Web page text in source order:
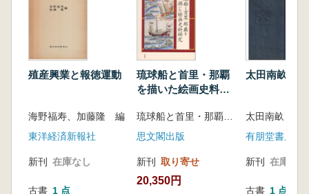
殖産興業と報徳運動
海野福寿、加藤隆 編
東洋経済新報社
新刊 在庫なし
古書 1 点
琉球船と首里・那覇
を描いた絵画史料研
思文閣出版
新刊 取り寄せ
20,350円
太田南畝集 :
有朋堂書店
新刊 在庫なし
古書 1 点